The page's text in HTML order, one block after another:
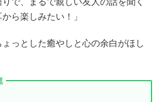
ら楽しみたい！」
っとした癒やしと心の余白がほし